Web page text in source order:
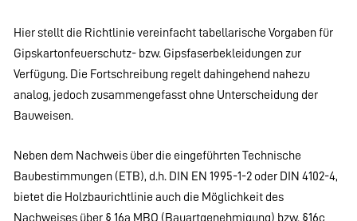
Hier stellt die Richtlinie vereinfacht tabellarische Vorgaben für
Gipskartonfeuerschutz- bzw. Gipsfaserbekleidungen zur
Verfügung. Die Fortschreibung regelt dahingehend nahezu
analog, jedoch zusammengefasst ohne Unterscheidung der
Bauweisen.
Neben dem Nachweis über die eingeführten Technische
Baubestimmungen (ETB), d.h. DIN EN 1995-1-2 oder DIN 4102-4,
bietet die Holzbaurichtlinie auch die Möglichkeit des
Nachweises über § 16a MBO (Bauartgenehmigung) bzw. §16c